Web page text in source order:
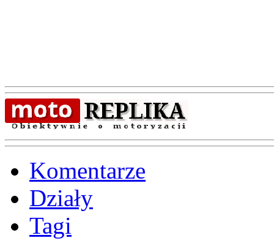
Komentarze
Działy
Tagi